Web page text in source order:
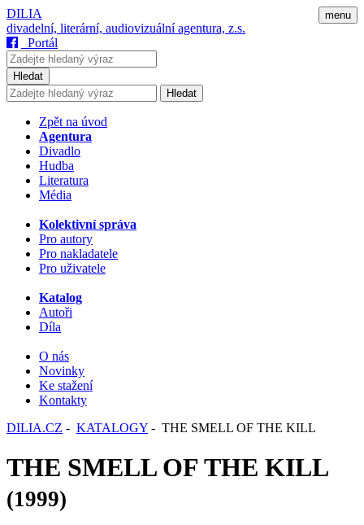
menu
DILIA
divadelní, literární, audiovizuální agentura, z.s.
Portál
Hledat
Hledat
Zpět na úvod
Agentura
Divadlo
Hudba
Literatura
Média
Kolektivní správa
Pro autory
Pro nakladatele
Pro uživatele
Katalog
Autoři
Díla
O nás
Novinky
Ke stažení
Kontakty
DILIA.CZ - KATALOGY - THE SMELL OF THE KILL
THE SMELL OF THE KILL
(1999)